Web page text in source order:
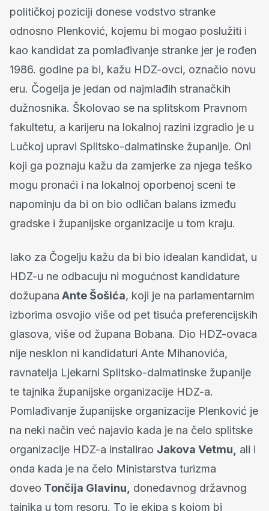
političkoj poziciji donese vodstvo stranke
odnosno Plenković, kojemu bi mogao poslužiti i
kao kandidat za pomlađivanje stranke jer je rođen
1986. godine pa bi, kažu HDZ-ovci, označio novu
eru. Čogelja je jedan od najmlađih stranačkih
dužnosnika. Školovao se na splitskom Pravnom
fakultetu, a karijeru na lokalnoj razini izgradio je u
Lučkoj upravi Splitsko-dalmatinske županije. Oni
koji ga poznaju kažu da zamjerke za njega teško
mogu pronaći i na lokalnoj oporbenoj sceni te
napominju da bi on bio odličan balans između
gradske i županijske organizacije u tom kraju.
Iako za Čogelju kažu da bi bio idealan kandidat, u
HDZ-u ne odbacuju ni mogućnost kandidature
dožupana Ante Šošića, koji je na parlamentarnim
izborima osvojio više od pet tisuća preferencijskih
glasova, više od župana Bobana. Dio HDZ-ovaca
nije nesklon ni kandidaturi Ante Mihanovića,
ravnatelja Ljekarni Splitsko-dalmatinske županije
te tajnika županijske organizacije HDZ-a.
Pomlađivanje županijske organizacije Plenković je
na neki način već najavio kada je na čelo splitske
organizacije HDZ-a instalirao Jakova Vetmu, ali i
onda kada je na čelo Ministarstva turizma
doveo Tončija Glavinu, donedavnog državnog
tajnika u tom resoru. To je ekipa s kojom bi